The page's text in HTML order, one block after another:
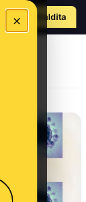
×
Hazte Maldito